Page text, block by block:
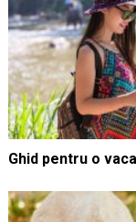
Ghid pentru o